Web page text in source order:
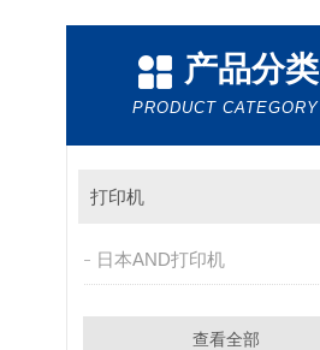
产品分类
PRODUCT CATEGORY
打印机
日本AND打印机
查看全部